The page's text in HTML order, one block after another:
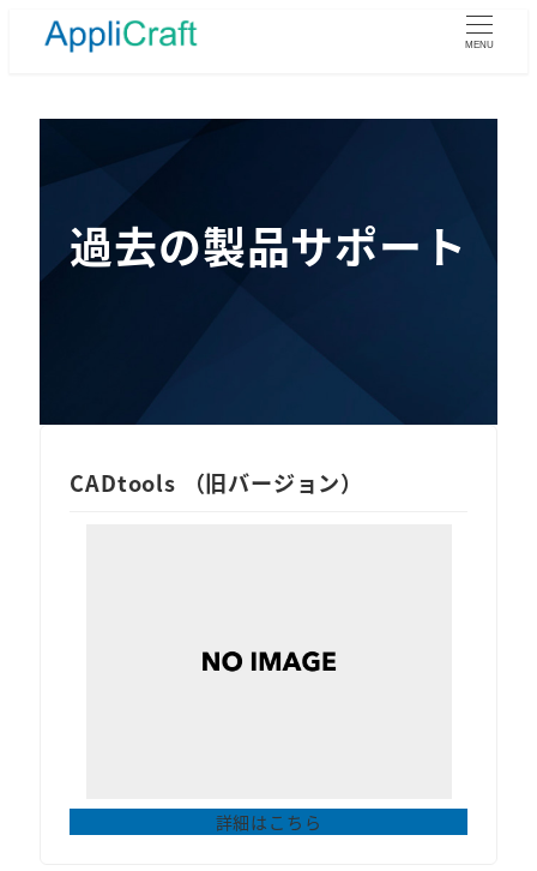
MENU
過去の製品サポート
CADtools （旧バージョン）
詳細はこちら